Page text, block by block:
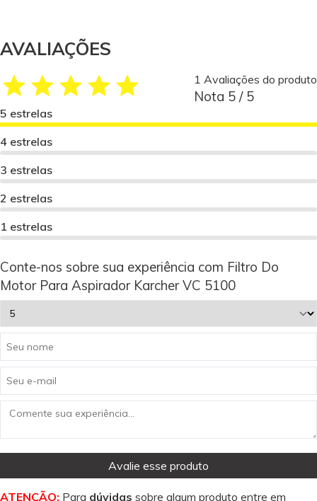
AVALIAÇÕES
1 Avaliações do produto
Nota 5 / 5
5 estrelas
4 estrelas
3 estrelas
2 estrelas
1 estrelas
Conte-nos sobre sua experiência com Filtro Do
Motor Para Aspirador Karcher VC 5100
Avalie esse produto
ATENÇÃO: Para dúvidas sobre algum produto entre em